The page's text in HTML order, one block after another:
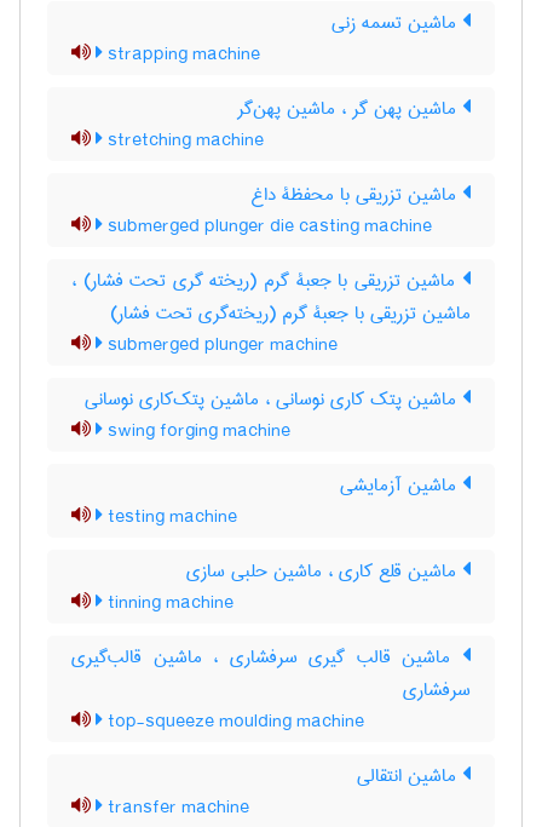
ماشین تسمه زنی
strapping machine
ماشین پهن گر ، ماشین پهن‌گر
stretching machine
ماشین تزریقی با محفظۀ داغ
submerged plunger die casting machine
ماشین تزریقی با جعبۀ گرم (ریخته گری تحت فشار) ،
ماشین تزریقی با جعبۀ گرم (ریخته‌گری تحت فشار)
submerged plunger machine
ماشین پتک کاری نوسانی ، ماشین پتک‌کاری نوسانی
swing forging machine
ماشین آزمایشی
testing machine
ماشین قلع کاری ، ماشین حلبی سازی
tinning machine
ماشین قالب گیری سرفشاری ، ماشین قالب‌گیری
سرفشاری
top-squeeze moulding machine
ماشین انتقالی
transfer machine